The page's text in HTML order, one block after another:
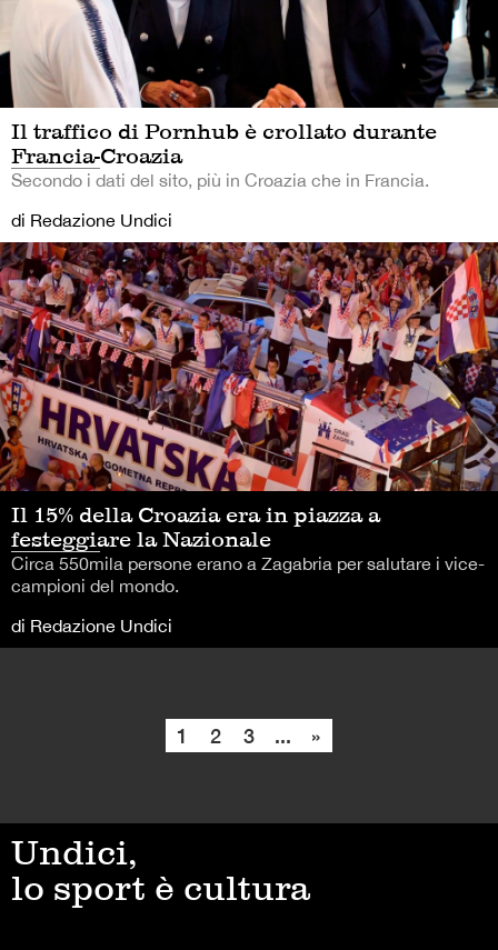
Il traffico di Pornhub è crollato durante
Francia-Croazia
Secondo i dati del sito, più in Croazia che in Francia.
di Redazione Undici
Il 15% della Croazia era in piazza a
festeggiare la Nazionale
Circa 550mila persone erano a Zagabria per salutare i vice-
campioni del mondo.
di Redazione Undici
1 2 3 ... »
Undici,
lo sport è cultura